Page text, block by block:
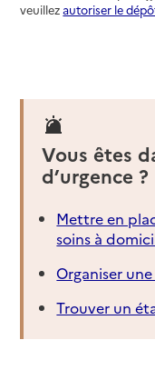
veuillezautoriser le
Vous êtes
d’urgence ?
Mettre en
soins à
Organiser
Trouver un